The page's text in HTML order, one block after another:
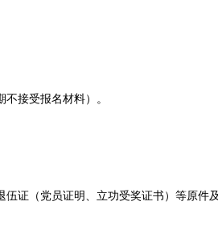
接受报名材料）。
（党员证明、立功受奖证书）等原件